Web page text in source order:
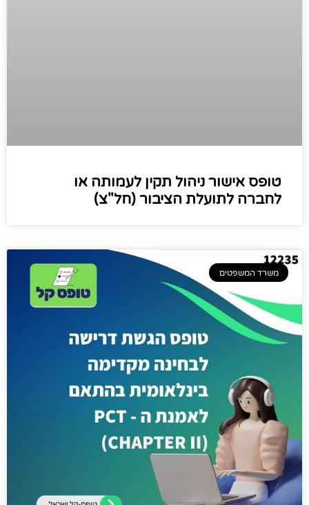
טופס אישור ניהול תקין לעמותה או
לחברה לתועלת הציבור (חל"צ)
משרד המשפטים